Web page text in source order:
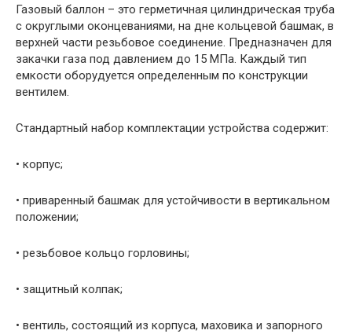
Газовый баллон – это герметичная цилиндрическая труба
с округлыми оконцеваниями, на дне кольцевой башмак, в
верхней части резьбовое соединение. Предназначен для
закачки газа под давлением до 15 МПа. Каждый тип
емкости оборудуется определенным по конструкции
вентилем.
Стандартный набор комплектации устройства содержит:
• корпус;
• приваренный башмак для устойчивости в вертикальном
положении;
• резьбовое кольцо горловины;
• защитный колпак;
• вентиль, состоящий из корпуса, маховика и запорного